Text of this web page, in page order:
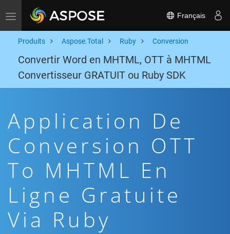
Toggle navigation Français
Produits Aspose.Total Ruby Conversion
Convertir Word en MHTML, OTT à MHTML
Convertisseur GRATUIT ou Ruby SDK
Application De
Conversion OTT
To MHTML En
Ligne Gratuite
Via Ruby